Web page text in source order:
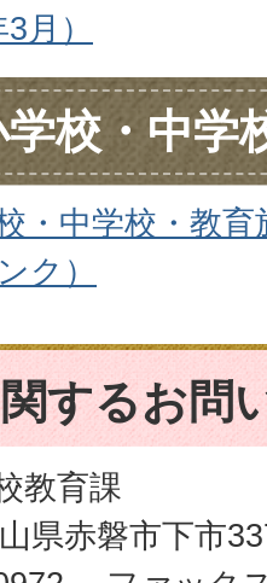
月）
校・中学
・中学校・教
ク）
するお問
教育課
県赤磐市下市